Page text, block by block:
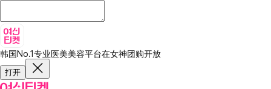
韩国No.1专业医美美容平台在女神团购开放
打开